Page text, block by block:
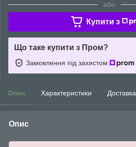
або
Купити з
Що таке купити з Пром?
Замовлення під захистом
Опис Характеристики Доставка
Опис